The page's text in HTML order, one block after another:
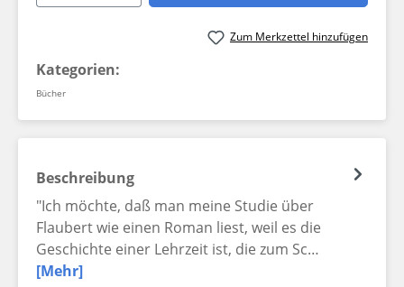
Zum Merkzettel hinzufügen
Kategorien:
Bücher
Beschreibung
"Ich möchte, daß man meine Studie über
Flaubert wie einen Roman liest, weil es die
Geschichte einer Lehrzeit ist, die zum Sc…
[Mehr]